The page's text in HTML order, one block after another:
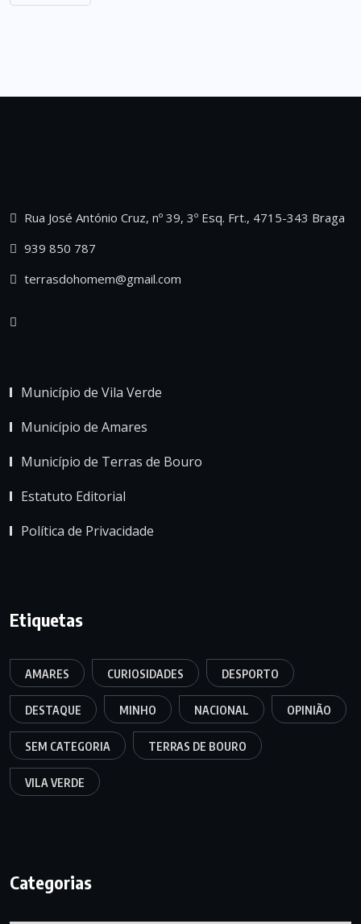
Rua José António Cruz, nº 39, 3º Esq. Frt., 4715-343 Braga
939 850 787
terrasdohomem@gmail.com
Município de Vila Verde
Município de Amares
Município de Terras de Bouro
Estatuto Editorial
Política de Privacidade
Etiquetas
AMARES CURIOSIDADES DESPORTO
DESTAQUE MINHO NACIONAL OPINIÃO
SEM CATEGORIA TERRAS DE BOURO
VILA VERDE
Categorias